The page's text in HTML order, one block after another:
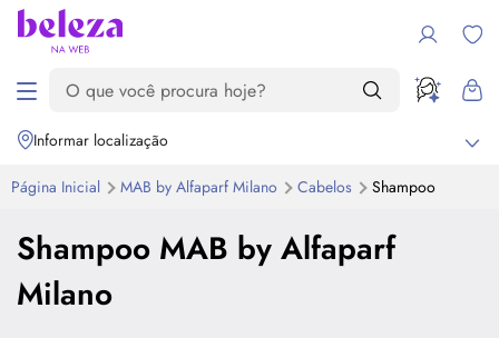
Informar localização
Página Inicial MAB by Alfaparf Milano Cabelos Shampoo
Shampoo MAB by Alfaparf
Milano